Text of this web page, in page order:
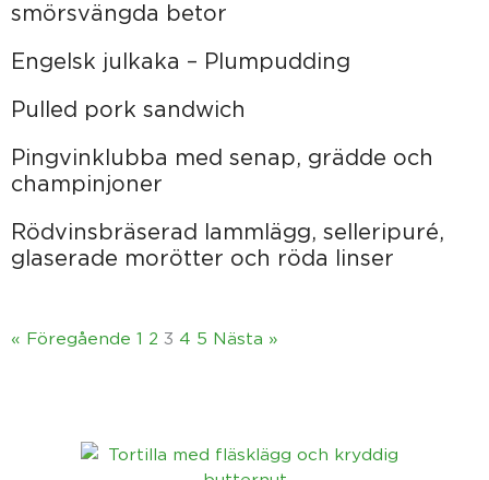
smörsvängda betor
Engelsk julkaka – Plumpudding
Pulled pork sandwich
Pingvinklubba med senap, grädde och
champinjoner
Rödvinsbräserad lammlägg, selleripuré,
glaserade morötter och röda linser
« Föregående 1 2 3 4 5 Nästa »